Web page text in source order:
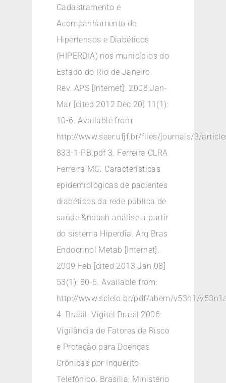
Cadastramento e
Acompanhamento de
Hipertensos e Diabéticos
(HIPERDIA) nos municípios do
Estado do Rio de Janeiro.
Rev. APS [Internet]. 2008 Jan-
Mar [cited 2012 Dec 20] 11(1):
10-6. Available from:
http://www.seer.ufjf.br/files/journals/3/
833-1-PB.pdf 3. Ferreira CLRA
Ferreira MG. Características
epidemiológicas de pacientes
diabéticos da rede pública de
saúde &ndash análise a partir
do sistema Hiperdia. Arq Bras
Endocrinol Metab [Internet].
2009 Feb [cited 2013 Jan 08]
53(1): 80-6. Available from:
http://www.scielo.br/pdf/abem/v53n1/
4. Brasil. Vigitel Brasil 2006:
Vigilância de Fatores de Risco
e Proteção para Doenças
Crônicas por Inquérito
Telefônico. Brasília: Ministério